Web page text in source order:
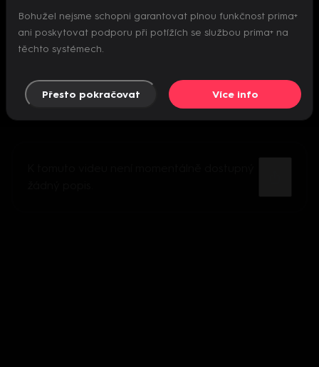
Nepodařilo se inicializovat přehrávač
Bohužel nejsme schopni garantovat plnou funkčnost prima+
ani poskytovat podporu při potížích se službou prima+ na
těchto systémech.
Přesto pokračovat Více info